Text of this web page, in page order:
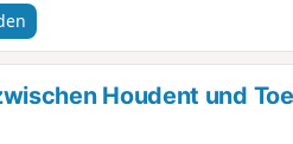
Houdent und